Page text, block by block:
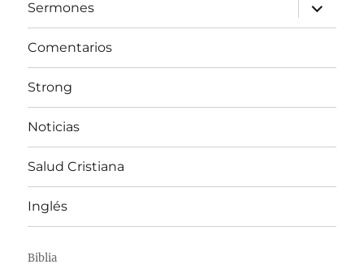
Sermones
expandir
el
menú
Comentarios
Strong
Noticias
Salud Cristiana
Inglés
Biblia